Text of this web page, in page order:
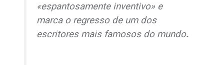
«espantosamente inventivo» e
marca o regresso de um dos
escritores mais famosos do mundo.